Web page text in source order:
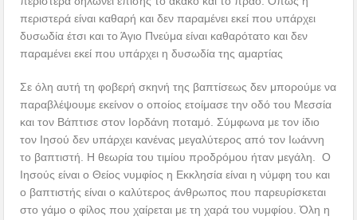
περιστερά είναι καθαρή και δεν παραμένει εκεί που υπάρχει
δυσωδία έτσι και το Άγιο Πνεύμα είναι καθαρότατο και δεν
παραμένει εκεί που υπάρχει η δυσωδία της αμαρτίας
Σε όλη αυτή τη φοβερή σκηνή της βαπτίσεως δεν μπορούμε να
παραβλέψουμε εκείνον ο οποίος ετοίμασε την οδό του Μεσσία
και τον Βάπτισε στον Ιορδάνη ποταμό. Σύμφωνα με τον ίδιο
τον Ιησού δεν υπάρχει κανένας μεγαλύτερος από τον Ιωάννη
το βαπτιστή. Η θεωρία του τιμίου προδρόμου ήταν μεγάλη. Ο
Ιησούς είναι ο Θείος νυμφίος η Εκκλησία είναι η νύμφη του και
ο βαπτιστής είναι ο καλύτερος άνθρωπος που παρευρίσκεται
στο γάμο ο φίλος που χαίρεται με τη χαρά του νυμφίου. Όλη η